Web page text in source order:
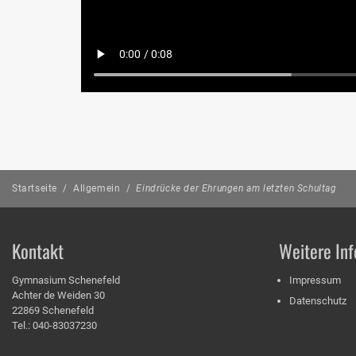
Startseite / Allgemein /Eindrücke der Ehrungen am letzten Schultag
Kontakt
Gymnasium Schenefeld
Achter de Weiden 30
22869 Schenefeld
Tel.: 040-83037230
Weitere
Impressum
Datenschutz